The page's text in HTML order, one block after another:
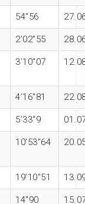
54″56
2’02″55
3’10″07
4’16″81
5’33″9
10’53″64
19’10″51
14″90